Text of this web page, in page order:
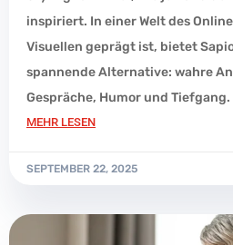
inspiriert. In einer Welt des
Visuellen geprägt ist, bietet
spannende Alternative: wahre
Gespräche, Humor und Tiefgang.
MEHR LESEN
SEPTEMBER 22, 2025